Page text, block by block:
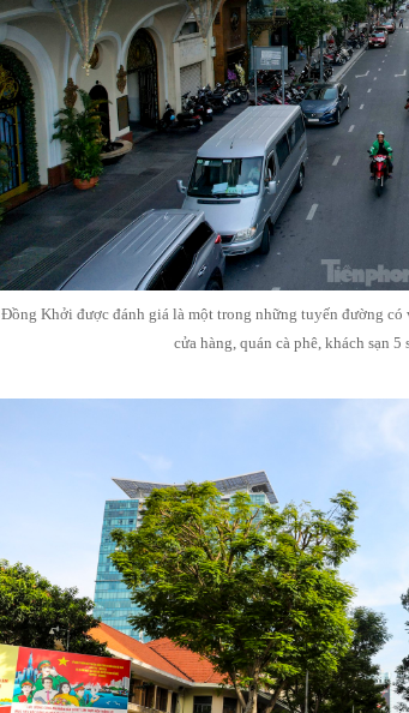
Đồng Khởi được đánh giá là một trong những tuyến đường
cửa hàng, quán cà phê, khách sạn 5